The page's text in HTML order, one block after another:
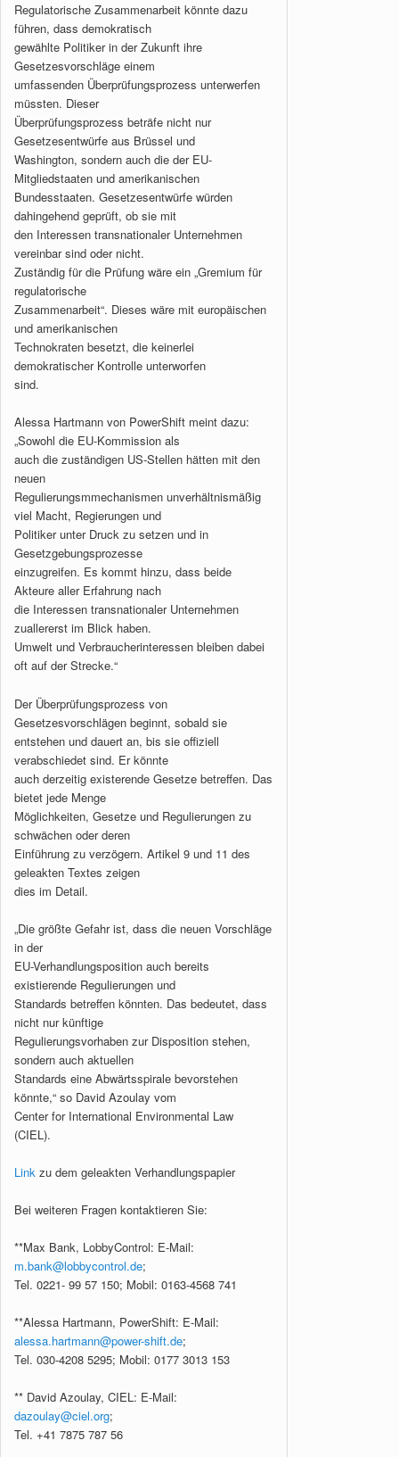
Regulatorische Zusammenarbeit könnte dazu
führen, dass demokratisch
gewählte Politiker in der Zukunft ihre
Gesetzesvorschläge einem
umfassenden Überprüfungsprozess unterwerfen
müssten. Dieser
Überprüfungsprozess beträfe nicht nur
Gesetzesentwürfe aus Brüssel und
Washington, sondern auch die der EU-
Mitgliedstaaten und amerikanischen
Bundesstaaten. Gesetzesentwürfe würden
dahingehend geprüft, ob sie mit
den Interessen transnationaler Unternehmen
vereinbar sind oder nicht.
Zuständig für die Prüfung wäre ein „Gremium für
regulatorische
Zusammenarbeit“. Dieses wäre mit europäischen
und amerikanischen
Technokraten besetzt, die keinerlei
demokratischer Kontrolle unterworfen
sind.
Alessa Hartmann von PowerShift meint dazu:
„Sowohl die EU-Kommission als
auch die zuständigen US-Stellen hätten mit den
neuen
Regulierungsmmechanismen unverhältnismäßig
viel Macht, Regierungen und
Politiker unter Druck zu setzen und in
Gesetzgebungsprozesse
einzugreifen. Es kommt hinzu, dass beide
Akteure aller Erfahrung nach
die Interessen transnationaler Unternehmen
zuallererst im Blick haben.
Umwelt und Verbraucherinteressen bleiben dabei
oft auf der Strecke.“
Der Überprüfungsprozess von
Gesetzesvorschlägen beginnt, sobald sie
entstehen und dauert an, bis sie offiziell
verabschiedet sind. Er könnte
auch derzeitig existerende Gesetze betreffen. Das
bietet jede Menge
Möglichkeiten, Gesetze und Regulierungen zu
schwächen oder deren
Einführung zu verzögern. Artikel 9 und 11 des
geleakten Textes zeigen
dies im Detail.
„Die größte Gefahr ist, dass die neuen Vorschläge
in der
EU-Verhandlungsposition auch bereits
existierende Regulierungen und
Standards betreffen könnten. Das bedeutet, dass
nicht nur künftige
Regulierungsvorhaben zur Disposition stehen,
sondern auch aktuellen
Standards eine Abwärtsspirale bevorstehen
könnte,“ so David Azoulay vom
Center for International Environmental Law
(CIEL).
Link zu dem geleakten Verhandlungspapier
Bei weiteren Fragen kontaktieren Sie:
**Max Bank, LobbyControl: E-Mail:
m.bank@lobbycontrol.de;
Tel. 0221- 99 57 150; Mobil: 0163-4568 741
**Alessa Hartmann, PowerShift: E-Mail:
alessa.hartmann@power-shift.de;
Tel. 030-4208 5295; Mobil: 0177 3013 153
** David Azoulay, CIEL: E-Mail:
dazoulay@ciel.org;
Tel. +41 7875 787 56